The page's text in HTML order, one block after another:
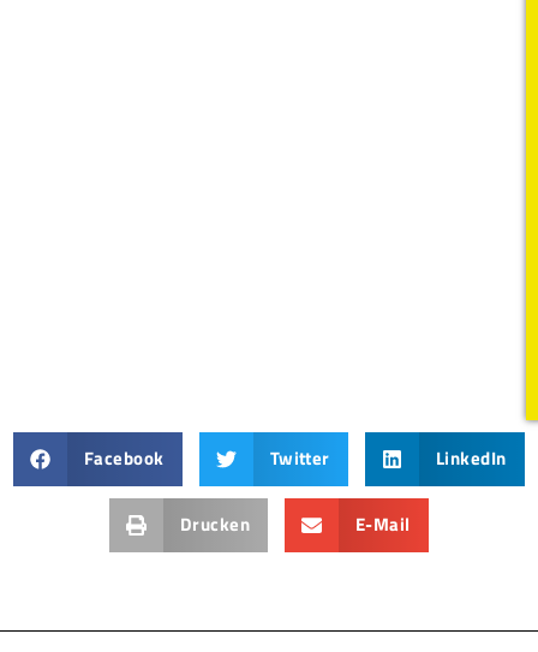
Facebook Twitter LinkedIn
Drucken E-Mail